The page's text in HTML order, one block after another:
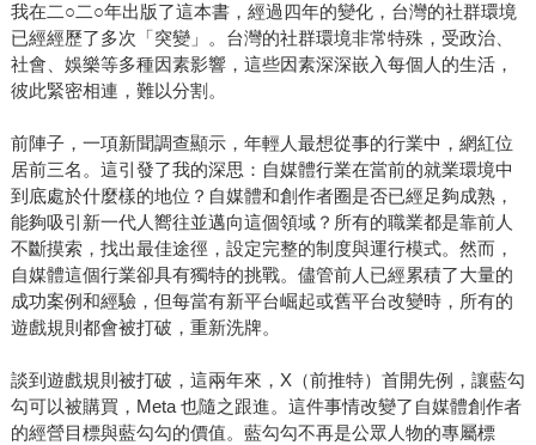
我在二○二○年出版了這本書，經過四年的變化，台灣的社群環境
已經經歷了多次「突變」。台灣的社群環境非常特殊，受政治、
社會、娛樂等多種因素影響，這些因素深深嵌入每個人的生活，
彼此緊密相連，難以分割。
前陣子，一項新聞調查顯示，年輕人最想從事的行業中，網紅位
居前三名。這引發了我的深思：自媒體行業在當前的就業環境中
到底處於什麼樣的地位？自媒體和創作者圈是否已經足夠成熟，
能夠吸引新一代人嚮往並邁向這個領域？所有的職業都是靠前人
不斷摸索，找出最佳途徑，設定完整的制度與運行模式。然而，
自媒體這個行業卻具有獨特的挑戰。儘管前人已經累積了大量的
成功案例和經驗，但每當有新平台崛起或舊平台改變時，所有的
遊戲規則都會被打破，重新洗牌。
談到遊戲規則被打破，這兩年來，X（前推特）首開先例，讓藍勾
勾可以被購買，Meta 也隨之跟進。這件事情改變了自媒體創作者
的經營目標與藍勾勾的價值。藍勾勾不再是公眾人物的專屬標